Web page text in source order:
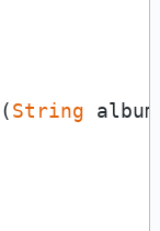
(String album